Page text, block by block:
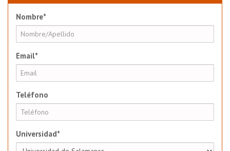
Nombre*
Email*
Teléfono
Universidad*